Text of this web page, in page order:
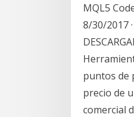
MQL5
8/30/2017
puntos de
precio de
comercial